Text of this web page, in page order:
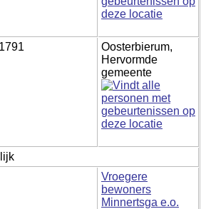
Oosterbierum,
Hervormde
gemeente
Vroegere
bewoners
Minnertsga e.o.